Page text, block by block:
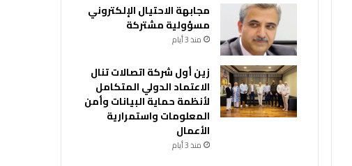
مجابهة الاحتيال الإلكتروني
مسؤولية مشتركة
منذ 3 أيام
زين أول شركة اتصالات تنال
الاعتماد الدولي المتكامل
لأنظمة حماية البيانات وأمن
المعلومات واستمرارية
الأعمال
منذ 3 أيام